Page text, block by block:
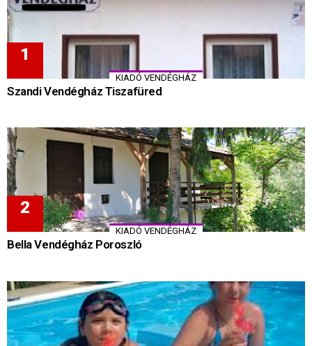
KIADÓ VENDÉGHÁZ
Szandi Vendégház Tiszafüred
KIADÓ VENDÉGHÁZ
Bella Vendégház Poroszló